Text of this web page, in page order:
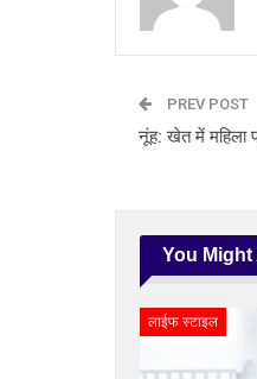
PREV POST
नूंह: खेत में महिला
You
लाईफ स्टाइल